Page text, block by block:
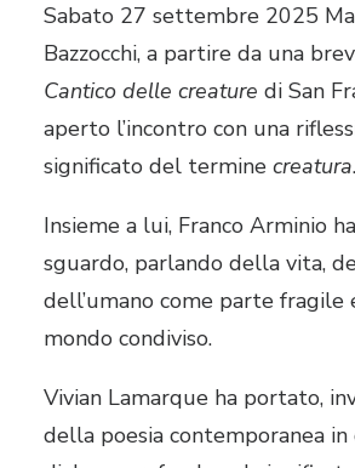
Sabato 27 settembre 2025
Bazzocchi, a partire da una
Cantico delle creature di San
aperto l’incontro con una
significato del termine creatura.
Insieme a lui, Franco Arminio
sguardo, parlando della vita,
dell’umano come parte fragile
mondo condiviso.
Vivian Lamarque ha portato,
della poesia contemporanea